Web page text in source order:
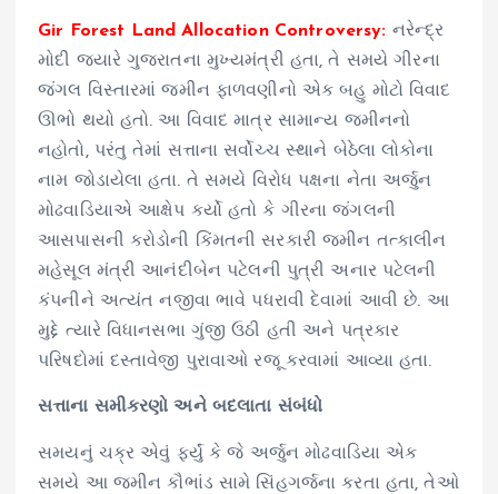
Gir Forest Land Allocation Controversy: નરેન્દ્ર
મોદી જ્યારે ગુજરાતના મુખ્યમંત્રી હતા, તે સમયે ગીરના
જંગલ વિસ્તારમાં જમીન ફાળવણીનો એક બહુ મોટો વિવાદ
ઊભો થયો હતો. આ વિવાદ માત્ર સામાન્ય જમીનનો
નહોતો, પરંતુ તેમાં સત્તાના સર્વોચ્ચ સ્થાને બેઠેલા લોકોના
નામ જોડાયેલા હતા. તે સમયે વિરોધ પક્ષના નેતા અર્જુન
મોઢવાડિયાએ આક્ષેપ કર્યો હતો કે ગીરના જંગલની
આસપાસની કરોડોની કિંમતની સરકારી જમીન તત્કાલીન
મહેસૂલ મંત્રી આનંદીબેન પટેલની પુત્રી અનાર પટેલની
કંપનીને અત્યંત નજીવા ભાવે પધરાવી દેવામાં આવી છે. આ
મુદ્દે ત્યારે વિધાનસભા ગુંજી ઉઠી હતી અને પત્રકાર
પરિષદોમાં દસ્તાવેજી પુરાવાઓ રજૂ કરવામાં આવ્યા હતા.
સત્તાના સમીકરણો અને બદલાતા સંબંધો
સમયનું ચક્ર એવું ફર્યું કે જે અર્જુન મોઢવાડિયા એક
સમયે આ જમીન કૌભાંડ સામે સિંહગર્જના કરતા હતા, તેઓ